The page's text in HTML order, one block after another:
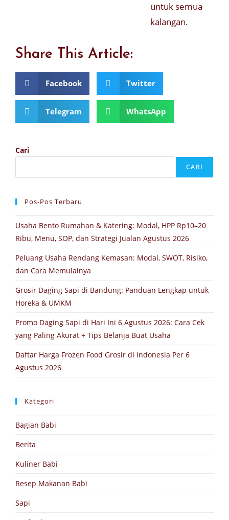
Cari
CARI
Pos-Pos Terbaru
Usaha Bento Rumahan & Katering: Modal, HPP Rp10–20
Ribu, Menu, SOP, dan Strategi Jualan Agustus 2026
Peluang Usaha Rendang Kemasan: Modal, SWOT, Risiko,
dan Cara Memulainya
Grosir Daging Sapi di Bandung: Panduan Lengkap untuk
Horeka & UMKM
Promo Daging Sapi di Hari Ini 6 Agustus 2026: Cara Cek
yang Paling Akurat + Tips Belanja Buat Usaha
Daftar Harga Frozen Food Grosir di Indonesia Per 6
Agustus 2026
Kategori
Bagian Babi
Berita
Kuliner Babi
Resep Makanan Babi
Sapi
untuk semua
kalangan.
Share This Article:
Facebook Twitter
Telegram WhatsApp